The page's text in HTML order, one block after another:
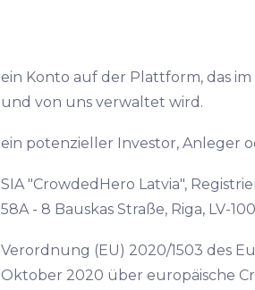
ein Konto auf der Plattform, das
und von uns verwaltet wird.
ein potenzieller Investor, Anleger
SIA "CrowdedHero Latvia",
58A - 8 Bauskas Straße, Riga, LV-
Verordnung (EU) 2020/1503 des
Oktober 2020 über europäische